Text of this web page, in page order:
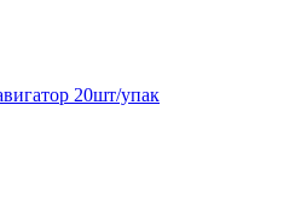
20шт/упак